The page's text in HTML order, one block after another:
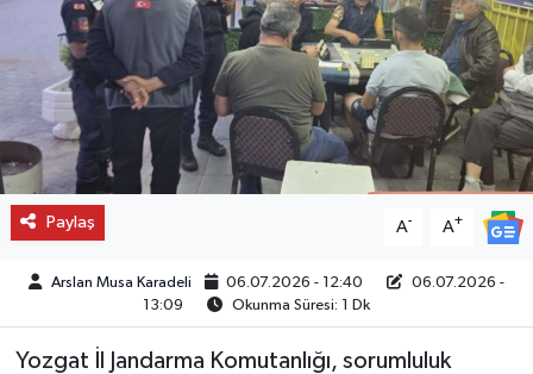
Paylaş A- A+
Arslan Musa Karadeli 06.07.2026 - 12:40
06.07.2026 -
13:09
Okunma Süresi: 1 Dk
Yozgat İl Jandarma Komutanlığı, sorumluluk